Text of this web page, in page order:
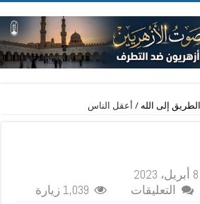
الطريق إلى الله / أعقل الناس
8 أبريل، 2023
التعليقات 1,039 زيارة